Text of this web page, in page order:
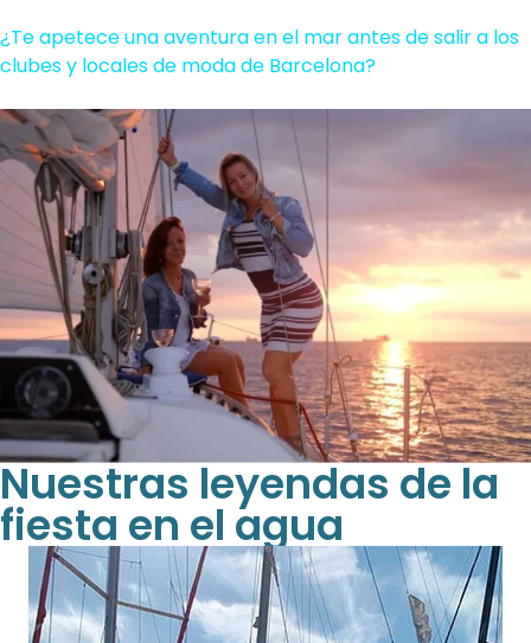
¿Te apetece una aventura en el mar antes de salir a los
clubes y locales de moda de Barcelona?
Nuestras leyendas de la
fiesta en el agua